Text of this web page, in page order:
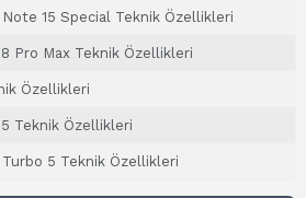
15 Special Teknik Özellikleri
Pro Max Teknik Özellikleri
Özellikleri
Teknik Özellikleri
5 Teknik Özellikleri